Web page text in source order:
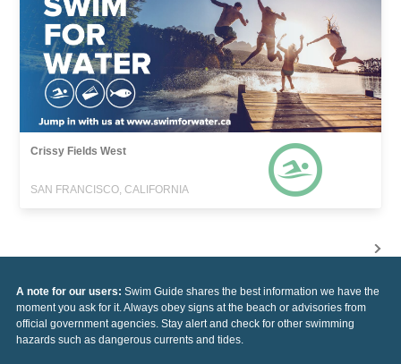
Crissy Fields West
SAN FRANCISCO, CALIFORNIA
A note for our users: Swim Guide shares the best information we have the
moment you ask for it. Always obey signs at the beach or advisories from
official government agencies. Stay alert and check for other swimming
hazards such as dangerous currents and tides.